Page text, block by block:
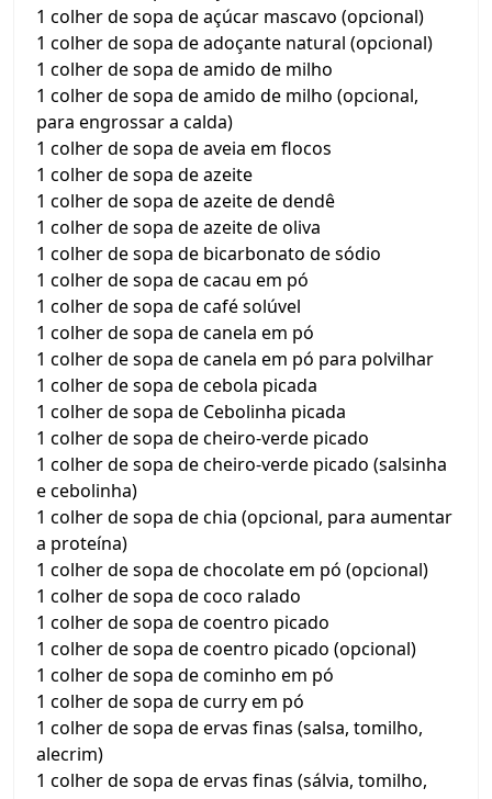
1 colher de sopa de açúcar mascavo (opcional)
1 colher de sopa de adoçante natural (opcional)
1 colher de sopa de amido de milho
1 colher de sopa de amido de milho (opcional,
para engrossar a calda)
1 colher de sopa de aveia em flocos
1 colher de sopa de azeite
1 colher de sopa de azeite de dendê
1 colher de sopa de azeite de oliva
1 colher de sopa de bicarbonato de sódio
1 colher de sopa de cacau em pó
1 colher de sopa de café solúvel
1 colher de sopa de canela em pó
1 colher de sopa de canela em pó para polvilhar
1 colher de sopa de cebola picada
1 colher de sopa de Cebolinha picada
1 colher de sopa de cheiro-verde picado
1 colher de sopa de cheiro-verde picado (salsinha
e cebolinha)
1 colher de sopa de chia (opcional, para aumentar
a proteína)
1 colher de sopa de chocolate em pó (opcional)
1 colher de sopa de coco ralado
1 colher de sopa de coentro picado
1 colher de sopa de coentro picado (opcional)
1 colher de sopa de cominho em pó
1 colher de sopa de curry em pó
1 colher de sopa de ervas finas (salsa, tomilho,
alecrim)
1 colher de sopa de ervas finas (sálvia, tomilho,